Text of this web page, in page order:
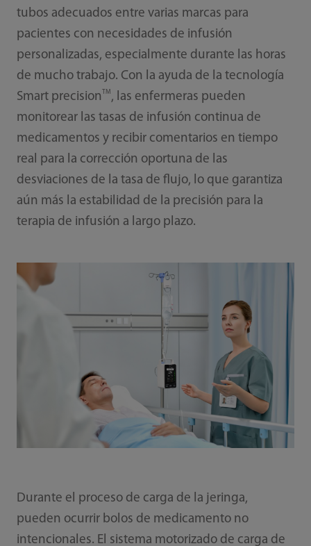
tubos adecuados entre varias marcas para
pacientes con necesidades de infusión
personalizadas, especialmente durante las horas
de mucho trabajo. Con la ayuda de la tecnología
Smart precision
TM , las enfermeras pueden
monitorear las tasas de infusión continua de
medicamentos y recibir comentarios en tiempo
real para la corrección oportuna de las
desviaciones de la tasa de flujo, lo que garantiza
aún más la estabilidad de la precisión para la
terapia de infusión a largo plazo.
Durante el proceso de carga de la jeringa,
pueden ocurrir bolos de medicamento no
intencionales. El sistema motorizado de carga de